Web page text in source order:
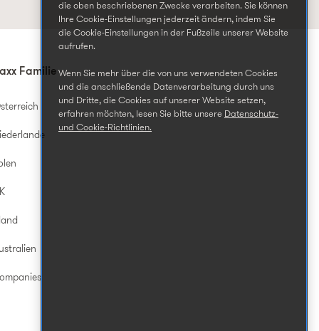
Familie
die oben beschriebenen Zwecke verarbeiten. Sie können
Ihre Cookie-Einstellungen jederzeit ändern, indem Sie
die Cookie-Einstellungen in der Fußzeile unserer Website
aufrufen.
Wenn Sie mehr über die von uns verwendeten Cookies
und die anschließende Datenverarbeitung durch uns
und Dritte, die Cookies auf unserer Website setzen,
erfahren möchten, lesen Sie bitte unsere Datenschutz-
und Cookie-Richtlinien.